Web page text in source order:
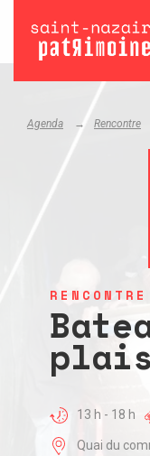
Agenda Rencontre
RENCONTRE
13 h - 18 h
Quai du